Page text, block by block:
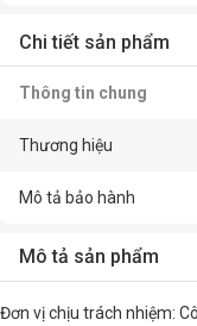
Chi tiết sản phẩm
Thông tin chung
Thương hiệu
Mô tả bảo hành
Mô tả sản phẩm
Đơn vị chịu trách nhiệm: